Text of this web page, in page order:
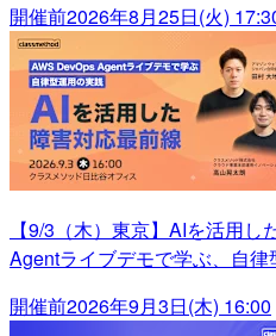
開催前2026年8月25日(火)
【9/3（木）東京】AIを活用
Agentライブデモで学ぶ、自律
開催前2026年9月3日(木) 16:00